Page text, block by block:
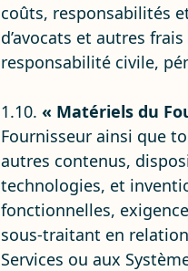
coûts, responsabilités
d’avocats et autres
responsabilité civile,
1.10. « Matériels du
Fournisseur ainsi que
autres contenus,
technologies, et
fonctionnelles,
sous-traitant en
Services ou aux